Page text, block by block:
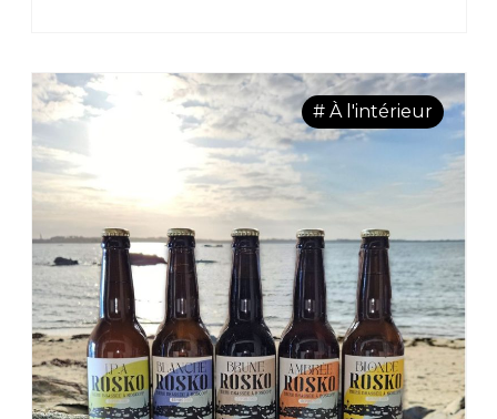
expositions de sculptures - XTOPHE et
Vincent DE MONPEZAT - Du 30 mai au
31 juillet : exposition "Le chant de la
peinture" - gravure et peinture -
Thierry LE SAËC
# À l'intérieur